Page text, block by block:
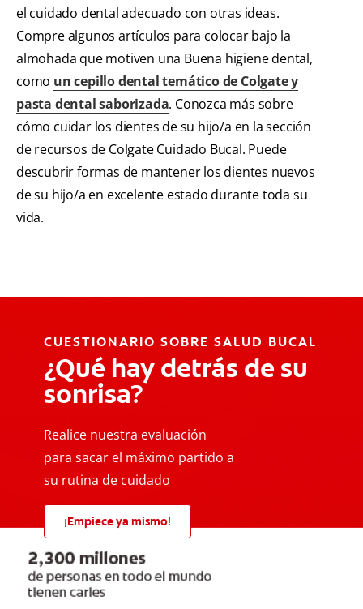
el cuidado dental adecuado con otras ideas.
Compre algunos artículos para colocar bajo la
almohada que motiven una Buena higiene dental,
como un cepillo dental temático de Colgate y
pasta dental saborizada. Conozca más sobre
cómo cuidar los dientes de su hijo/a en la sección
de recursos de Colgate Cuidado Bucal. Puede
descubrir formas de mantener los dientes nuevos
de su hijo/a en excelente estado durante toda su
vida.
CUESTIONARIO SOBRE SALUD BUCAL
¿Qué hay detrás de su
sonrisa?
Realice nuestra evaluación
para sacar el máximo partido a
su rutina de cuidado
¡Empiece ya mismo!